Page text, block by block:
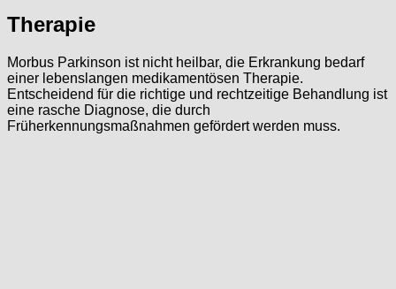
Therapie
Morbus Parkinson ist nicht heilbar, die Erkrankung bedarf
einer lebenslangen medikamentösen Therapie.
Entscheidend für die richtige und rechtzeitige Behandlung ist
eine rasche Diagnose, die durch
Früherkennungsmaßnahmen gefördert werden muss.